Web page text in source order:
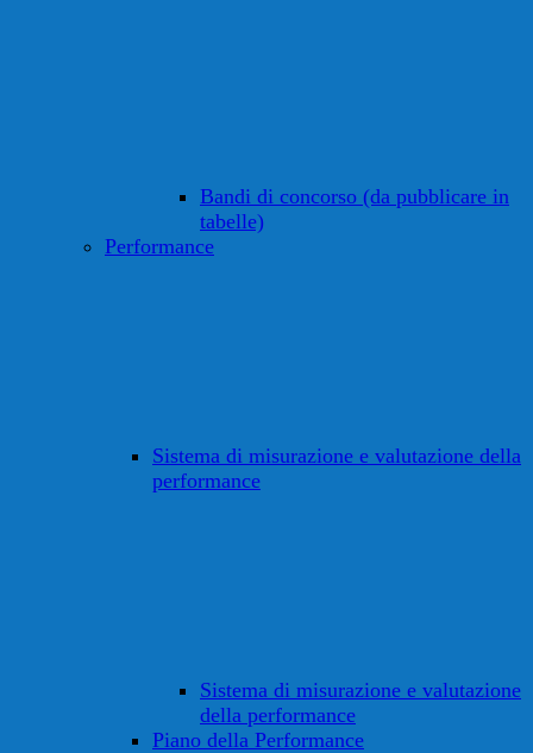
Bandi di concorso (da pubblicare in
tabelle)
Performance
Sistema di misurazione e valutazione della
performance
Sistema di misurazione e valutazione
della performance
Piano della Performance